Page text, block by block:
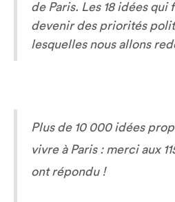
de Paris. Les 18 idées qui
devenir des priorités
lesquelles nous allons
Plus de 10 000 idées
vivre à Paris : merci aux
ont répondu !